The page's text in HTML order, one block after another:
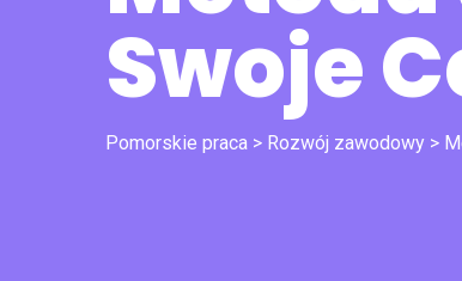
Swoje
Pomorskie praca> Rozwój zawodowy>